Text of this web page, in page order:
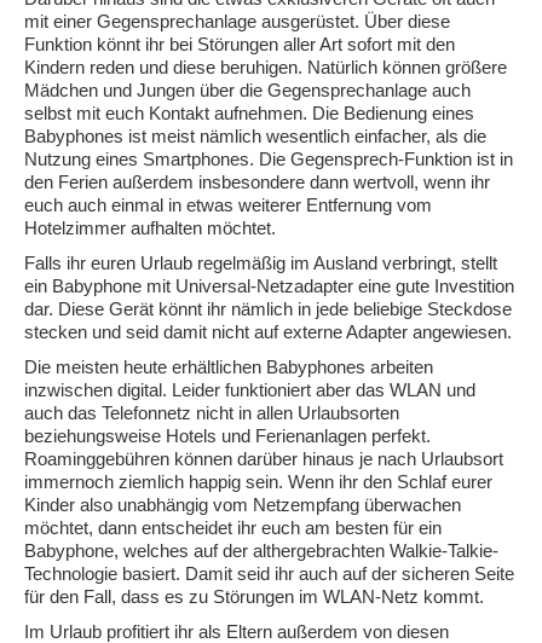
mit einer Gegensprechanlage ausgerüstet. Über diese
Funktion könnt ihr bei Störungen aller Art sofort mit den
Kindern reden und diese beruhigen. Natürlich können größere
Mädchen und Jungen über die Gegensprechanlage auch
selbst mit euch Kontakt aufnehmen. Die Bedienung eines
Babyphones ist meist nämlich wesentlich einfacher, als die
Nutzung eines Smartphones. Die Gegensprech-Funktion ist in
den Ferien außerdem insbesondere dann wertvoll, wenn ihr
euch auch einmal in etwas weiterer Entfernung vom
Hotelzimmer aufhalten möchtet.
Falls ihr euren Urlaub regelmäßig im Ausland verbringt, stellt
ein Babyphone mit Universal-Netzadapter eine gute Investition
dar. Diese Gerät könnt ihr nämlich in jede beliebige Steckdose
stecken und seid damit nicht auf externe Adapter angewiesen.
Die meisten heute erhältlichen Babyphones arbeiten
inzwischen digital. Leider funktioniert aber das WLAN und
auch das Telefonnetz nicht in allen Urlaubsorten
beziehungsweise Hotels und Ferienanlagen perfekt.
Roaminggebühren können darüber hinaus je nach Urlaubsort
immernoch ziemlich happig sein. Wenn ihr den Schlaf eurer
Kinder also unabhängig vom Netzempfang überwachen
möchtet, dann entscheidet ihr euch am besten für ein
Babyphone, welches auf der althergebrachten Walkie-Talkie-
Technologie basiert. Damit seid ihr auch auf der sicheren Seite
für den Fall, dass es zu Störungen im WLAN-Netz kommt.
Im Urlaub profitiert ihr als Eltern außerdem von diesen